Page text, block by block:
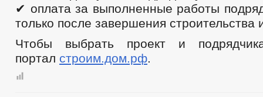
✔ оплата за выполненные работы
только после завершения строительства
Чтобы выбрать проект и
портал строим.дом.рф.